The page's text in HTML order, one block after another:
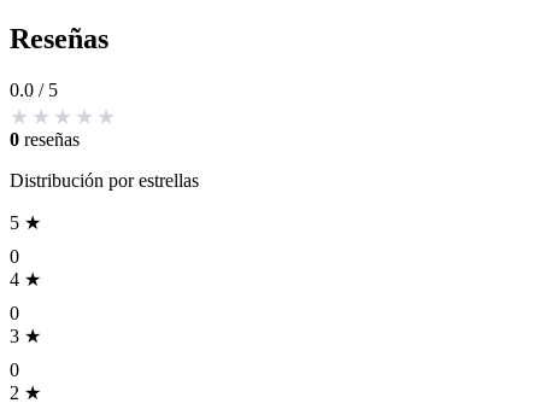
Reseñas
0.0 / 5
0 reseñas
Distribución por estrellas
5 ★
0
4 ★
0
3 ★
0
2 ★